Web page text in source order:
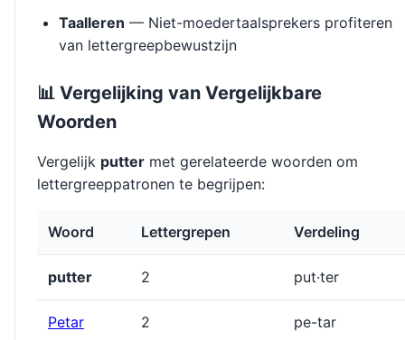
Taalleren — Niet-moedertaalsprekers profiteren
van lettergreepbewustzijn
📊 Vergelijking van Vergelijkbare
Woorden
Vergelijk putter met gerelateerde woorden om
lettergreeppatronen te begrijpen:
Woord Lettergrepen Verdeling
putter 2 put·ter
Petar 2 pe-tar